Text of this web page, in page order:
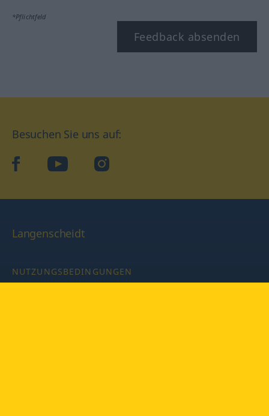
*Pflichtfeld
Feedback absenden
Besuchen Sie uns auf:
facebookYouTube Instagram
Langenscheidt
NUTZUNGSBEDINGUNGEN